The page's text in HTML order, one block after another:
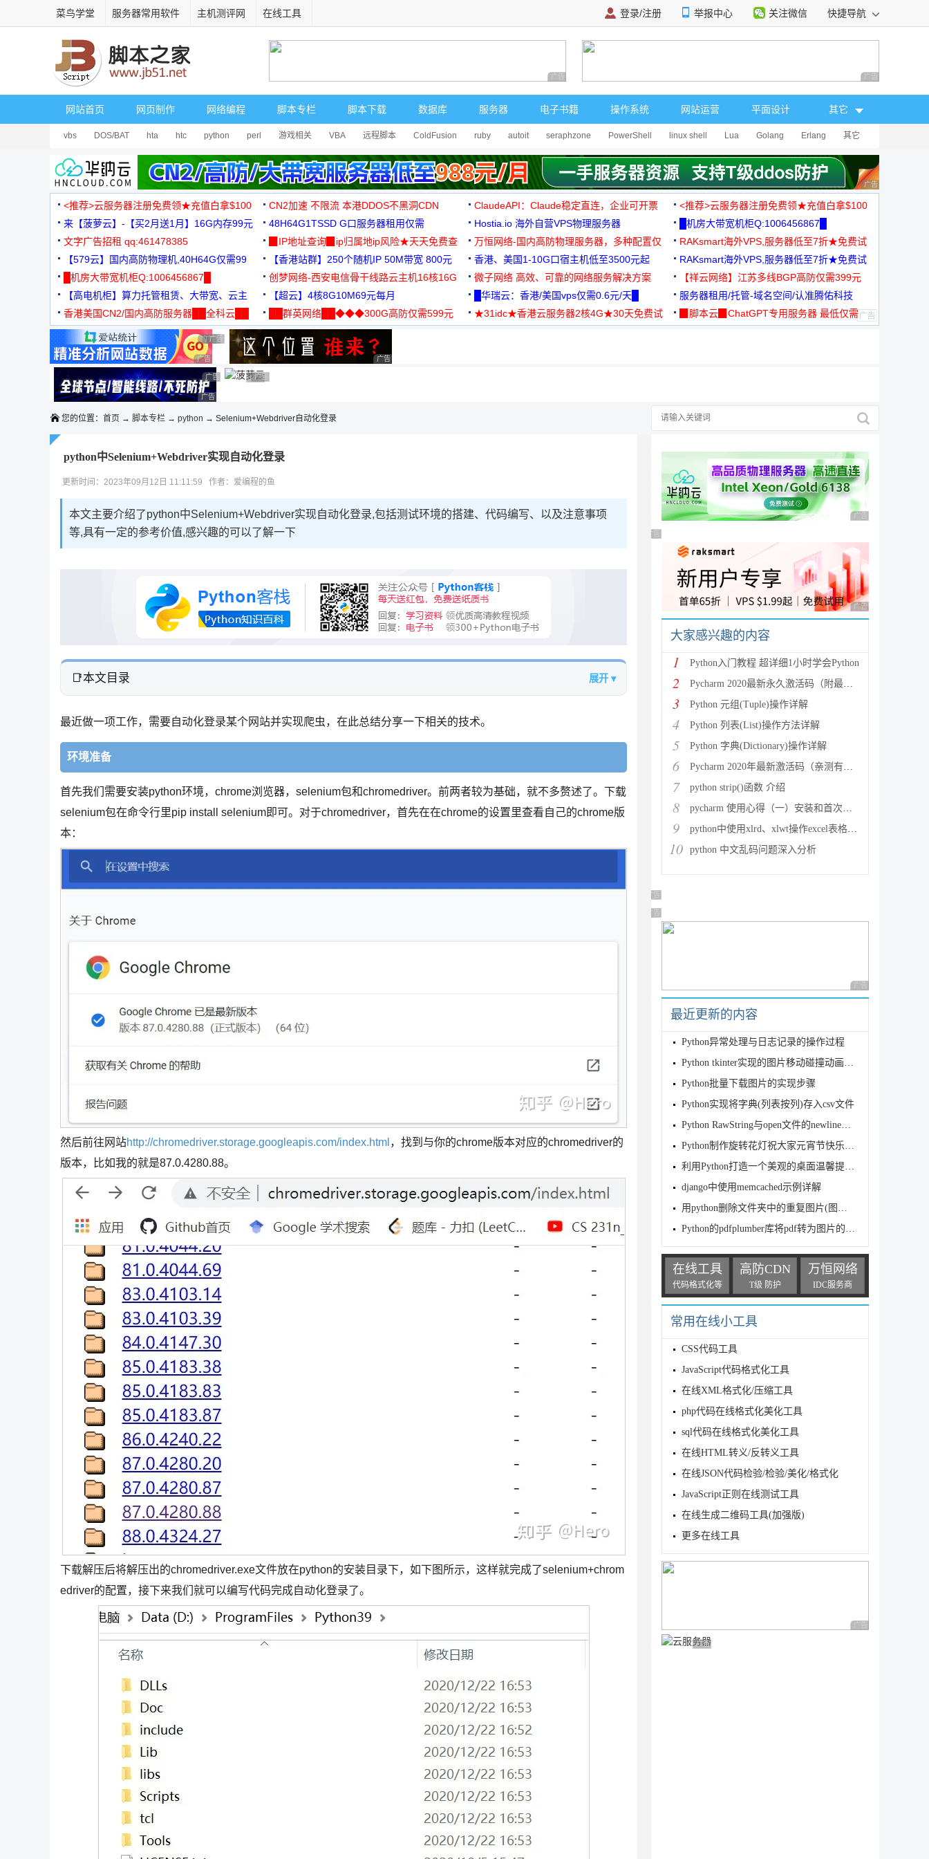
菜鸟学堂 服务器常用软件 主机测评网 在线工具 登录/注册 举报中心 关注微信 快捷导航
广告 商业广告，理性选择 广告 商业广告，理
网站首页 网页制作 网络编程 脚本专栏 脚本下载 数据库 服务器 电子书籍 操作系统 网站运营 平面设计 其它
vbs DOS/BAT hta htc python perl 游戏相关 VBA 远程脚本 ColdFusion ruby autoit seraphzone PowerShell linux shell Lua Golang Erlang 其它
广告 商业广告，理
<推荐>云服务器注册免费领★充值白拿$100 CN2加速 不限流 本港DDOS不黑洞CDN ClaudeAPI：Claude稳定直连，企业可开票
<推荐>云服务器注册免费领★充值白拿$100
来【菠萝云】-【买2月送1月】16G内存99元
48H64G1TSSD G口服务器租用仅需
3000+可免费测试
Hostia.io 海外自营VPS物理服务器
█机房大带宽机柜Q:1006456867█
文字广告招租 qq:461478385
▉IP地址查询▉ip归属地ip风险★天天免费查
万恒网络-国内高防物理服务器，多种配置仅
99元/月起
RAKsmart海外VPS,服务器低至7折★免费试
用★
【579云】国内高防物理机,40H64G仅需99
元
【香港站群】250个随机IP 50M带宽 800元 香港、美国1-10G口宿主机低至3500元起
RAKsmart海外VPS,服务器低至7折★免费试
用★
█机房大带宽机柜Q:1006456867█
创梦网络-西安电信骨干线路云主机16核16G
88元/月
微子网络 高效、可靠的网络服务解决方案
【祥云网络】江苏多线BGP高防仅需399元
【高电机柜】算力托管租赁、大带宽、云主
机
【超云】4核8G10M69元每月 █华瑞云：香港/美国vps仅需0.6元/天█
服务器租用/托管-域名空间/认准腾佑科技
香港美国CN2/国内高防服务器██全科云██
██群英网络██◆◆◆300G高防仅需599元
◆◆◆
★31idc★香港云服务器2核4G★30天免费试
▉脚本云▉ChatGPT专用服务器 最低仅需
广告 商业广告，理性选择
广告 商业广告，理性选择
广告 商业广告，理性选择
广告 商业广告，理性选择
广告 商业广告，理性选择
广告 商业广告，理性选择
广告 商业广告，理性选择
广告 商业广告，理性选择广告 商业广告，理性选择
广告 商业广告，理性选择
您的位置： 首页 → 脚本专栏 → python → Selenium+Webdriver自动化登录
python中Selenium+Webdriver实现自动化登录
更新时间：2023年09月12日 11:11:59 作者：爱编程的鱼
本文主要介绍了python中Selenium+Webdriver实现自动化登录,包括测试环境的搭建、代码编写、以及注意事项
等,具有一定的参考价值,感兴趣的可以了解一下
本文目录 展开 ▾
最近做一项工作，需要自动化登录某个网站并实现爬虫，在此总结分享一下相关的技术。
环境准备
首先我们需要安装python环境，chrome浏览器，selenium包和chromedriver。前两者较为基础，就不多赘述了。下载
selenium包在命令行里pip install selenium即可。对于chromedriver，首先在在chrome的设置里查看自己的chrome版
本：
然后前往网站http://chromedriver.storage.googleapis.com/index.html ，找到与你的chrome版本对应的chromedriver的
版本，比如我的就是87.0.4280.88。
下载解压后将解压出的chromedriver.exe文件放在python的安装目录下，如下图所示，这样就完成了selenium+chrom
edriver的配置，接下来我们就可以编写代码完成自动化登录了。
广告 商业广告，理性
广告 商业广告，理性选择
广告 商业广告，理性
大家感兴趣的内容
1 Python入门教程 超详细1小时学会Python
2 Pycharm 2020最新永久激活码（附最新激活码和插件
3 Python 元组(Tuple)操作详解
4 Python 列表(List)操作方法详解
5 Python 字典(Dictionary)操作详解
6 Pycharm 2020年最新激活码（亲测有效）
7 python strip()函数 介绍
8 pycharm 使用心得（一）安装和首次使用
9 python中使用xlrd、xlwt操作excel表格详解
10 python 中文乱码问题深入分析
广告 商业广告，理性选择
广告 商业广告，理性选择
广告 商业广告，理性
最近更新的内容
Python异常处理与日志记录的操作过程
Python tkinter实现的图片移动碰撞动画效果【附源码下载】
Python批量下载图片的实现步骤
Python实现将字典(列表按列)存入csv文件
Python RawString与open文件的newline换行符遇坑解
Python制作旋转花灯祝大家元宵节快乐(实例代码)
利用Python打造一个美观的桌面温馨提醒弹窗
django中使用memcached示例详解
用python删除文件夹中的重复图片(图片去重)
Python的pdfplumber库将pdf转为图片的实现
在线工具
代码格式化等
高防CDN
T级 防护
万恒网络
IDC服务商
常用在线小工具
CSS代码工具
JavaScript代码格式化工具
在线XML格式化/压缩工具
php代码在线格式化美化工具
sql代码在线格式化美化工具
在线HTML转义/反转义工具
在线JSON代码检验/检验/美化/格式化
JavaScript正则在线测试工具
在线生成二维码工具(加强版)
更多在线工具
广告 商业广告，理性
广告 商业广告，理性选择